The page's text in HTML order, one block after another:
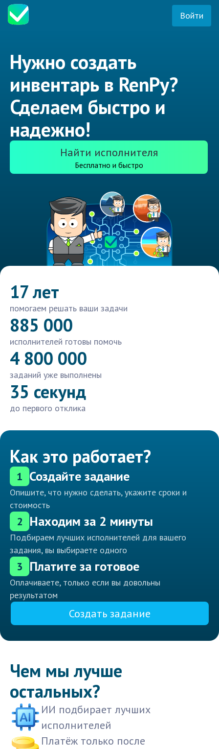
Войти
Нужно создать
инвентарь в RenPy?
Сделаем быстро и
надежно!
Найти исполнителя
Бесплатно и быстро
17 лет
помогаем решать ваши задачи
885 000
исполнителей готовы помочь
4 800 000
заданий уже выполнены
35 секунд
до первого отклика
Как это работает?
1 Создайте задание
Опишите, что нужно сделать, укажите сроки и
стоимость
2 Находим за 2 минуты
Подбираем лучших исполнителей для вашего
задания, вы выбираете одного
3 Платите за готовое
Оплачиваете, только если вы довольны
результатом
Создать задание
Чем мы лучше
остальных?
ИИ подбирает лучших
исполнителей
Платёж только после